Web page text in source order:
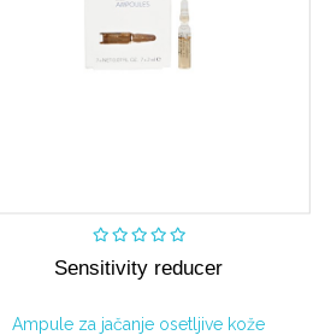
Sensitivity reducer
Ampule za jačanje osetljive kože